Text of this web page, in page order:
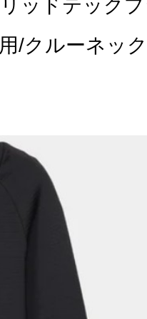
ッドテック
/クルーネッ